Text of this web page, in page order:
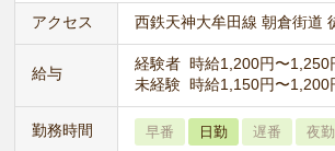
アクセス 西鉄天神大牟田線 朝倉街道
給与
経験者 時給1,200円〜1,250
未経験 時給1,150円〜1,200
勤務時間 早番 日勤 遅番 夜勤